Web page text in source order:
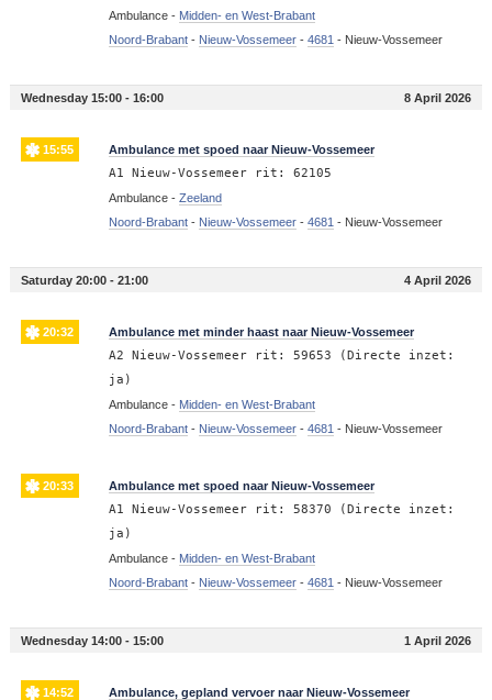
Ambulance - Midden- en West-Brabant
Noord-Brabant- Nieuw-Vossemeer- 4681- Nieuw-Vossemeer
Wednesday 15:00 - 16:00 8 April 2026
15:55 Ambulance met spoed naar Nieuw-Vossemeer
A1 Nieuw-Vossemeer rit: 62105
Ambulance - Zeeland
Noord-Brabant- Nieuw-Vossemeer- 4681- Nieuw-Vossemeer
Saturday 20:00 - 21:00 4 April 2026
20:32 Ambulance met minder haast naar Nieuw-Vossemeer
A2 Nieuw-Vossemeer rit: 59653 (Directe inzet:
ja)
Ambulance - Midden- en West-Brabant
Noord-Brabant- Nieuw-Vossemeer- 4681- Nieuw-Vossemeer
20:33 Ambulance met spoed naar Nieuw-Vossemeer
A1 Nieuw-Vossemeer rit: 58370 (Directe inzet:
ja)
Ambulance - Midden- en West-Brabant
Noord-Brabant- Nieuw-Vossemeer- 4681- Nieuw-Vossemeer
Wednesday 14:00 - 15:00 1 April 2026
14:52 Ambulance, gepland vervoer naar Nieuw-Vossemeer